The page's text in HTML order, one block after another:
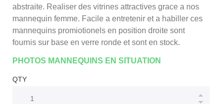
abstraite. Realiser des vitrines attractives grace a nos
mannequin femme. Facile a entretenir et a habiller ces
mannequins promiotionels en position droite sont
fournis sur base en verre ronde et sont en stock.
PHOTOS MANNEQUINS EN SITUATION
QTY